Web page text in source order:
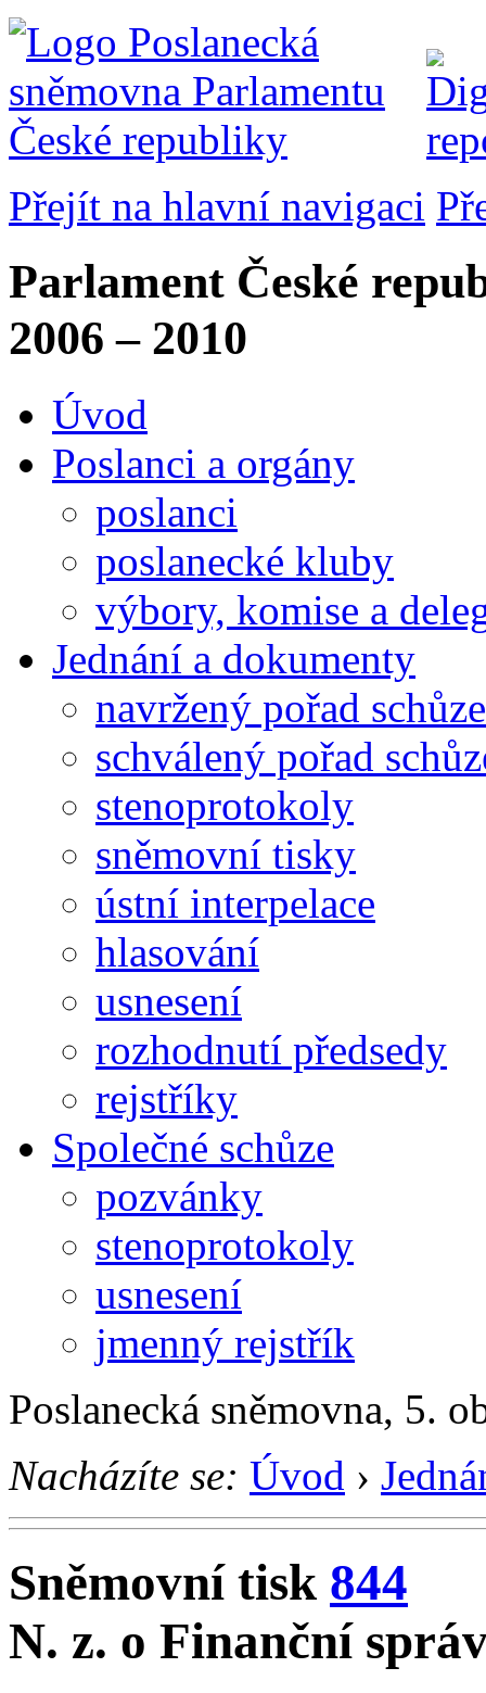
Přejít na hlavní navigaci
Parlament České
2006 – 2010
Úvod
Poslanci a orgány
poslanci
poslanecké kluby
výbory, komise a
Jednání a dokumenty
navržený pořad schůze
schválený pořad
stenoprotokoly
sněmovní tisky
ústní interpelace
hlasování
usnesení
rozhodnutí předsedy
rejstříky
Společné schůze
pozvánky
stenoprotokoly
usnesení
jmenný rejstřík
Poslanecká sněmovna, 5.
Nacházíte se: Úvod ›
Sněmovní tisk 844
N. z. o Finanční